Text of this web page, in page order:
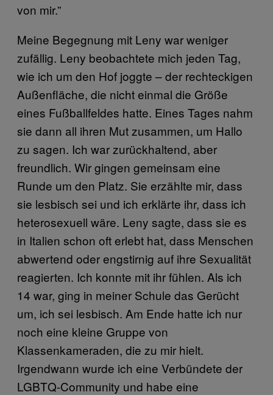
von mir.”
Meine Begegnung mit Leny war weniger
zufällig. Leny beobachtete mich jeden Tag,
wie ich um den Hof joggte – der rechteckigen
Außenfläche, die nicht einmal die Größe
eines Fußballfeldes hatte. Eines Tages nahm
sie dann all ihren Mut zusammen, um Hallo
zu sagen. Ich war zurückhaltend, aber
freundlich. Wir gingen gemeinsam eine
Runde um den Platz. Sie erzählte mir, dass
sie lesbisch sei und ich erklärte ihr, dass ich
heterosexuell wäre. Leny sagte, dass sie es
in Italien schon oft erlebt hat, dass Menschen
abwertend oder engstirnig auf ihre Sexualität
reagierten. Ich konnte mit ihr fühlen. Als ich
14 war, ging in meiner Schule das Gerücht
um, ich sei lesbisch. Am Ende hatte ich nur
noch eine kleine Gruppe von
Klassenkameraden, die zu mir hielt.
Irgendwann wurde ich eine Verbündete der
LGBTQ-Community und habe eine